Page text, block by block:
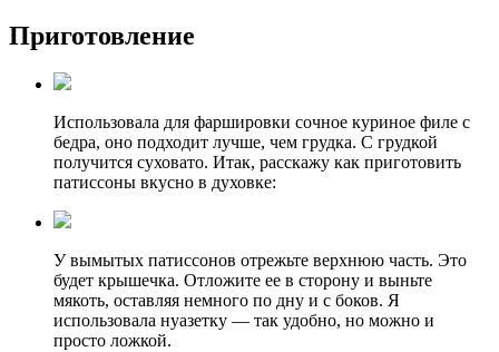
Приготовление
Использовала для фаршировки сочное куриное филе с
бедра, оно подходит лучше, чем грудка. С грудкой
получится суховато. Итак, расскажу как приготовить
патиссоны вкусно в духовке:
У вымытых патиссонов отрежьте верхнюю часть. Это
будет крышечка. Отложите ее в сторону и выньте
мякоть, оставляя немного по дну и с боков. Я
использовала нуазетку — так удобно, но можно и
просто ложкой.